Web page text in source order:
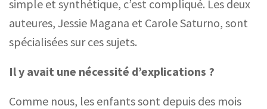
simple et synthétique, c’est compliqué. Les deux
auteures, Jessie Magana et Carole Saturno, sont
spécialisées sur ces sujets.
Il y avait une nécessité d’explications ?
Comme nous, les enfants sont depuis des mois